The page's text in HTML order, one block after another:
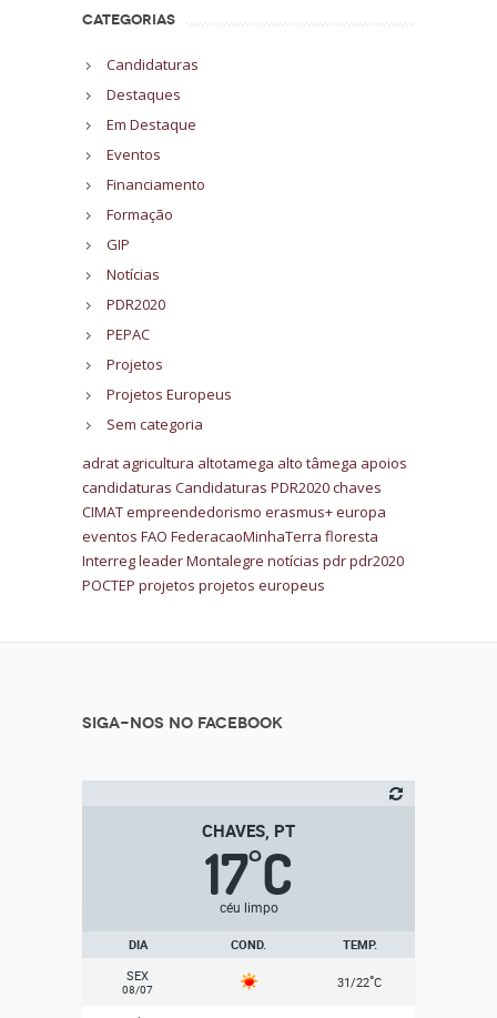
CATEGORIAS
Candidaturas
Destaques
Em Destaque
Eventos
Financiamento
Formação
GIP
Notícias
PDR2020
PEPAC
Projetos
Projetos Europeus
Sem categoria
adrat agricultura altotamega alto tâmega apoios
candidaturas Candidaturas PDR2020chaves
CIMATempreendedorismo erasmus+europa
eventos FAO FederacaoMinhaTerra floresta
InterregleaderMontalegre notícias pdrpdr2020
POCTEP projetos projetos europeus
Siga-nos no Facebook
CHAVES, PT
17°C
céu limpo
DIA COND.
TEMP.
SEX
08/07 31/22°C